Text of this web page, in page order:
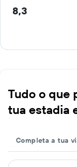
8,3
Tudo o que
tua estadia
Completa a tua